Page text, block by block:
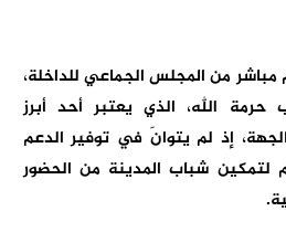
مباشر من المجلس الجماعي للداخلة،
الله، الذي يعتبر أحد أبرز
إذ لم يتوانَ في توفير الدعم
لتمكين شباب المدينة من الحضور